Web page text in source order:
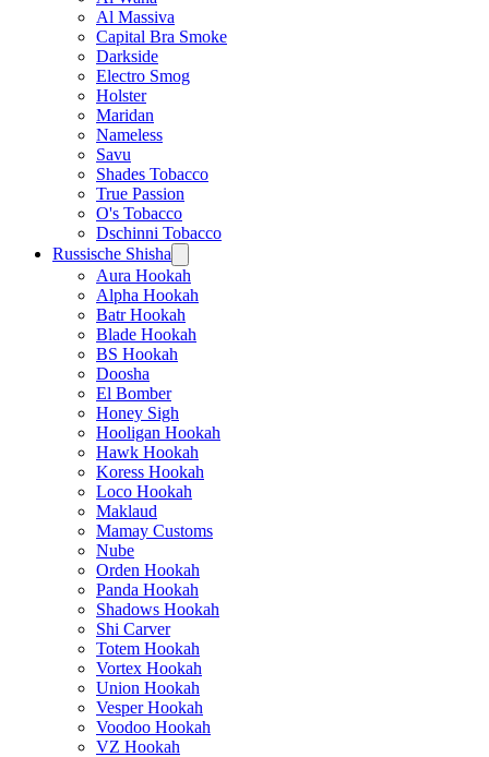
Al Massiva
Capital Bra Smoke
Darkside
Electro Smog
Holster
Maridan
Nameless
Savu
Shades Tobacco
True Passion
O's Tobacco
Dschinni Tobacco
Russische Shisha
Aura Hookah
Alpha Hookah
Batr Hookah
Blade Hookah
BS Hookah
Doosha
El Bomber
Honey Sigh
Hooligan Hookah
Hawk Hookah
Koress Hookah
Loco Hookah
Maklaud
Mamay Customs
Nube
Orden Hookah
Panda Hookah
Shadows Hookah
Shi Carver
Totem Hookah
Vortex Hookah
Union Hookah
Vesper Hookah
Voodoo Hookah
VZ Hookah